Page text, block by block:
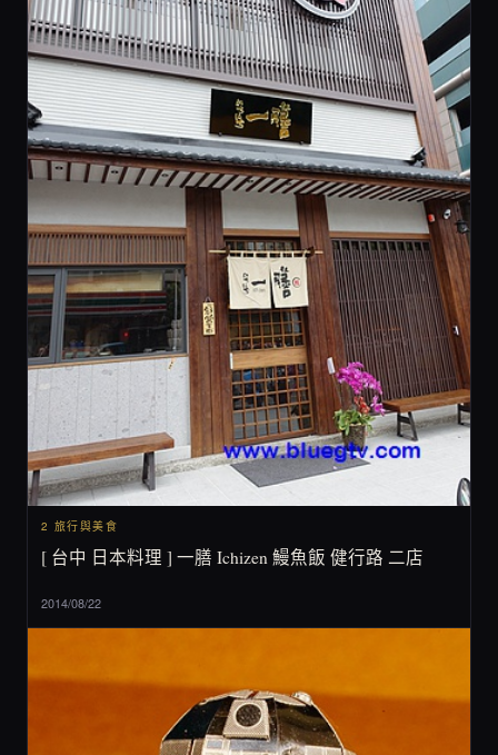
2 旅行與美食
[ 台中 日本料理 ] 一膳 Ichizen 鰻魚飯 健行路 二店
2014/08/22